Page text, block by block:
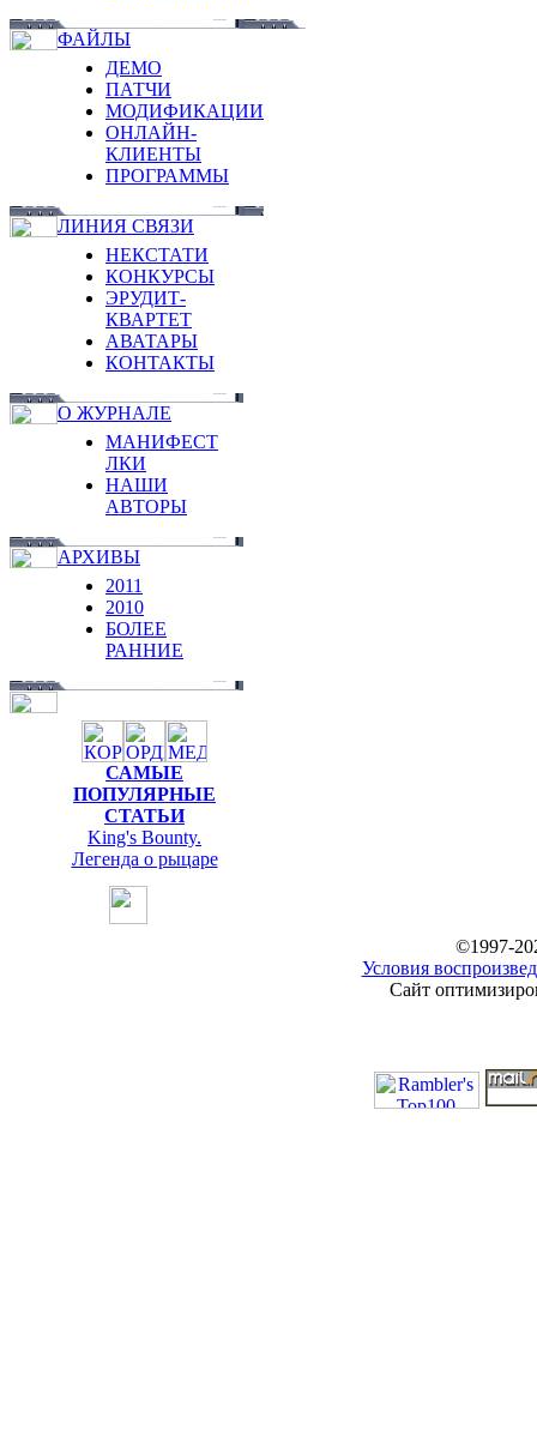
ФАЙЛЫ
ДЕМО
ПАТЧИ
МОДИФИКАЦИИ
ОНЛАЙН-
КЛИЕНТЫ
ПРОГРАММЫ
ЛИНИЯ СВЯЗИ
НЕКСТАТИ
КОНКУРСЫ
ЭРУДИТ-
КВАРТЕТ
АВАТАРЫ
КОНТАКТЫ
О ЖУРНАЛЕ
МАНИФЕСТ
ЛКИ
НАШИ
АВТОРЫ
АРХИВЫ
2011
2010
БОЛЕЕ
РАННИЕ
САМЫЕ
ПОПУЛЯРНЫЕ
СТАТЬИ
King's Bounty.
Легенда о рыцаре
©1997-
Условия
Сайт